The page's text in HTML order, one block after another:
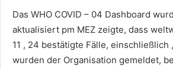
Das WHO COVID – 04 Dashboard
aktualisiert pm MEZ zeigte, dass
11 , 24 bestätigte Fälle, einschließlich
wurden der Organisation gemeldet,